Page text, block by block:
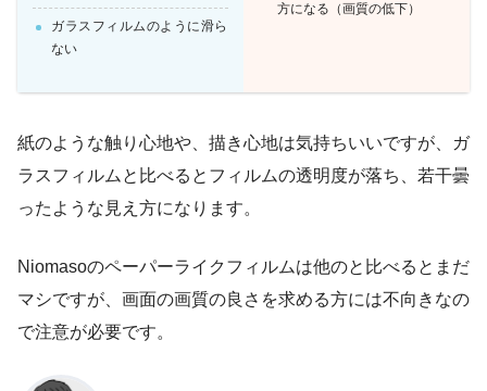
ガラスフィルムのように滑ら
ない
方になる（画質の低下）
紙のような触り心地や、描き心地は気持ちいいですが、ガ
ラスフィルムと比べるとフィルムの透明度が落ち、若干曇
ったような見え方になります。
Niomasoのペーパーライクフィルムは他のと比べるとまだ
マシですが、画面の画質の良さを求める方には不向きなの
で注意が必要です。